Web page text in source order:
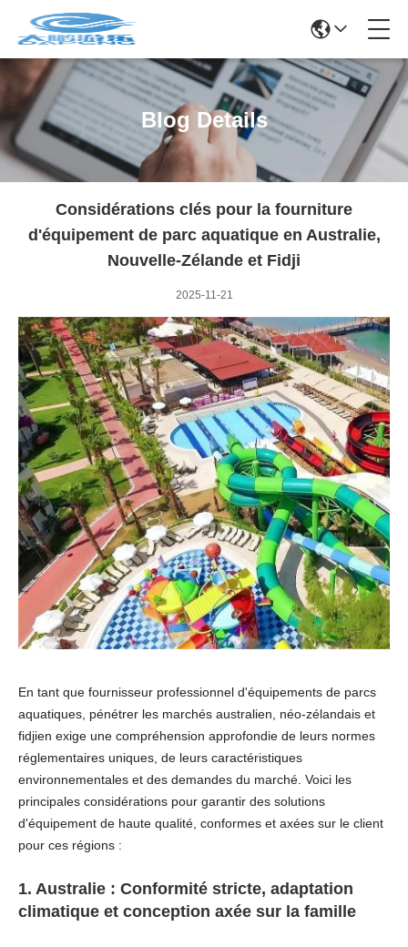
Blog Details
Considérations clés pour la fourniture
d'équipement de parc aquatique en Australie,
Nouvelle-Zélande et Fidji
2025-11-21
En tant que fournisseur professionnel d'équipements de parcs
aquatiques, pénétrer les marchés australien, néo-zélandais et
fidjien exige une compréhension approfondie de leurs normes
réglementaires uniques, de leurs caractéristiques
environnementales et des demandes du marché. Voici les
principales considérations pour garantir des solutions
d'équipement de haute qualité, conformes et axées sur le client
pour ces régions :
1. Australie : Conformité stricte, adaptation
climatique et conception axée sur la famille